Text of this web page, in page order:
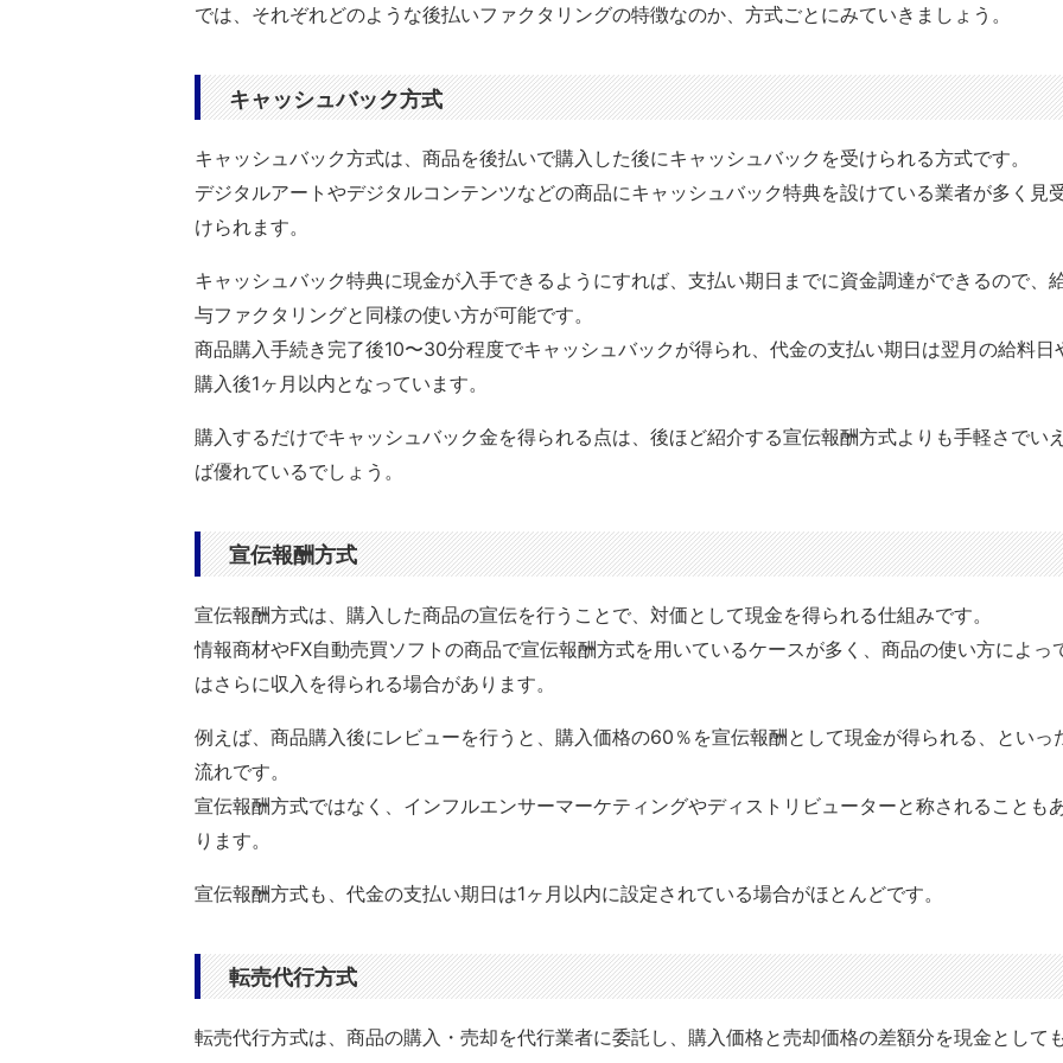
では、それぞれどのような後払いファクタリングの特徴なのか、方式ごとにみていきましょう。
キャッシュバック方式
キャッシュバック方式は、商品を後払いで購入した後にキャッシュバックを受けられる方式です。
デジタルアートやデジタルコンテンツなどの商品にキャッシュバック特典を設けている業者が多く見
けられます。
キャッシュバック特典に現金が入手できるようにすれば、支払い期日までに資金調達ができるので、
与ファクタリングと同様の使い方が可能です。
商品購入手続き完了後10〜30分程度でキャッシュバックが得られ、代金の支払い期日は翌月の給料日
購入後1ヶ月以内となっています。
購入するだけでキャッシュバック金を得られる点は、後ほど紹介する宣伝報酬方式よりも手軽さでいえ
ば優れているでしょう。
宣伝報酬方式
宣伝報酬方式は、購入した商品の宣伝を行うことで、対価として現金を得られる仕組みです。
情報商材やFX自動売買ソフトの商品で宣伝報酬方式を用いているケースが多く、商品の使い方によっ
はさらに収入を得られる場合があります。
例えば、商品購入後にレビューを行うと、購入価格の60％を宣伝報酬として現金が得られる、といっ
流れです。
宣伝報酬方式ではなく、インフルエンサーマーケティングやディストリビューターと称されることも
ります。
宣伝報酬方式も、代金の支払い期日は1ヶ月以内に設定されている場合がほとんどです。
転売代行方式
転売代行方式は、商品の購入・売却を代行業者に委託し、購入価格と売却価格の差額分を現金として